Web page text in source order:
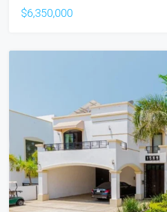
$6,350,000